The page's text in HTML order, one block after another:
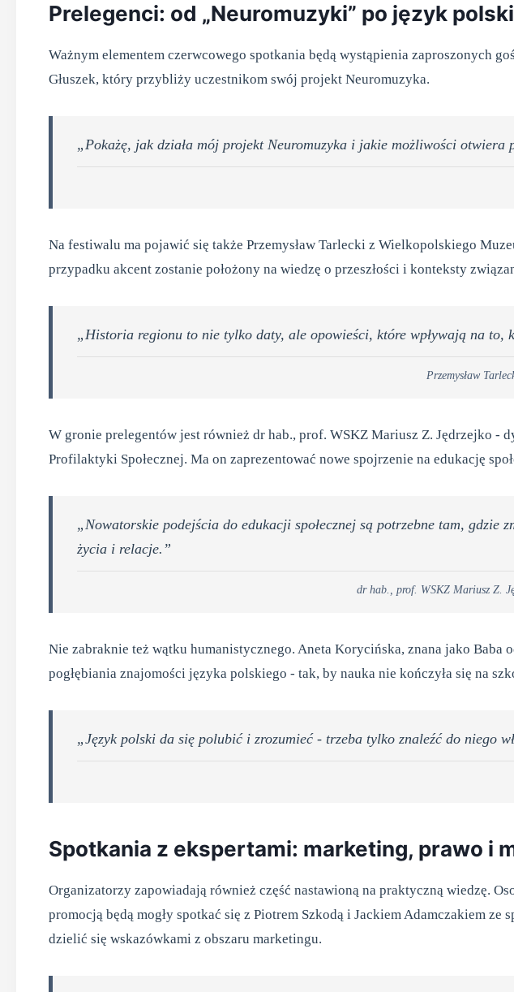
Prelegenci: od „Neuromuzyki” po język polski
Ważnym elementem czerwcowego spotkania będą wystąpienia zaproszonych
Głuszek, który przybliży uczestnikom swój projekt Neuromuzyka.
„Pokażę, jak działa mój projekt Neuromuzyka i jakie możliwości otwiera
Na festiwalu ma pojawić się także Przemysław Tarlecki z Wielkopolskiego
przypadku akcent zostanie położony na wiedzę o przeszłości i konteksty
„Historia regionu to nie tylko daty, ale opowieści, które wpływają na to,
Przemysław
W gronie prelegentów jest również dr hab., prof. WSKZ Mariusz Z. Jędrzejko -
Profilaktyki Społecznej. Ma on zaprezentować nowe spojrzenie na edukację
„Nowatorskie podejścia do edukacji społecznej są potrzebne tam, gdzie
życia i relacje.”
dr hab., prof. WSKZ Mariusz Z.
Nie zabraknie też wątku humanistycznego. Aneta Korycińska, znana jako Baba
pogłębiania znajomości języka polskiego - tak, by nauka nie kończyła się na
„Język polski da się polubić i zrozumieć - trzeba tylko znaleźć do niego
Spotkania z ekspertami: marketing, prawo i
Organizatorzy zapowiadają również część nastawioną na praktyczną wiedzę.
promocją będą mogły spotkać się z Piotrem Szkodą i Jackiem Adamczakiem ze
dzielić się wskazówkami z obszaru marketingu.